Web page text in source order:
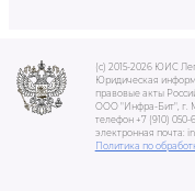
(c) 2015-2026 ЮИС
Юридическая
правовые акты
ООО "Инфра-Бит", г.
телефон +7 (910) 050-
электронная почта:
Политика по